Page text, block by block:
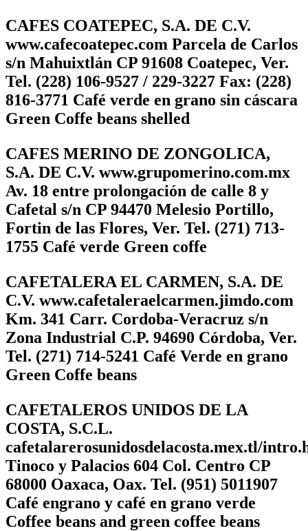
CAFES COATEPEC, S.A. DE C.V.
www.cafecoatepec.com Parcela de Carlos
s/n Mahuixtlán CP 91608 Coatepec, Ver.
Tel. (228) 106-9527 / 229-3227 Fax: (228)
816-3771 Café verde en grano sin cáscara
Green Coffe beans shelled
CAFES MERINO DE ZONGOLICA,
S.A. DE C.V. www.grupomerino.com.mx
Av. 18 entre prolongación de calle 8 y
Cafetal s/n CP 94470 Melesio Portillo,
Fortin de las Flores, Ver. Tel. (271) 713-
1755 Café verde Green coffe
CAFETALERA EL CARMEN, S.A. DE
C.V. www.cafetaleraelcarmen.jimdo.com
Km. 341 Carr. Cordoba-Veracruz s/n
Zona Industrial C.P. 94690 Córdoba, Ver.
Tel. (271) 714-5241 Café Verde en grano
Green Coffe beans
CAFETALEROS UNIDOS DE LA
COSTA, S.C.L.
cafetalarerosunidosdelacosta.mex.tl/
Tinoco y Palacios 604 Col. Centro CP
68000 Oaxaca, Oax. Tel. (951) 5011907
Café engrano y café en grano verde
Coffee beans and green coffee beans